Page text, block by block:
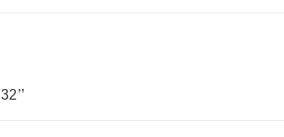
32’’